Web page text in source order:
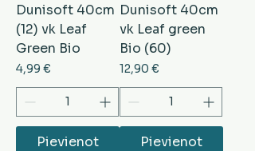
Dunisoft 40cm
(12) vk Leaf
Green Bio
Cena
4,99 €
Pievienot
Dunisoft 40cm
vk Leaf green
Bio (60)
Cena
12,90 €
Pievienot